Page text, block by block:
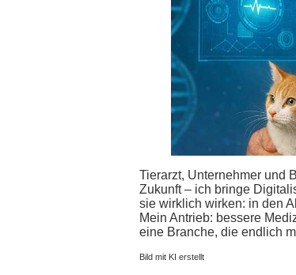
Tierarzt, Unternehmer und
Zukunft – ich bringe
sie wirklich wirken: in den
Mein Antrieb: bessere
eine Branche, die endlich
Bild mit KI erstellt